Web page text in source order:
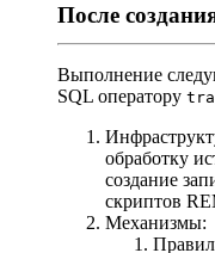
После
Выполнение
SQL оператору
обработку
создание
скриптов
Механизмы: